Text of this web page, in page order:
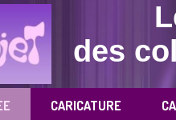
des
CARICATURE